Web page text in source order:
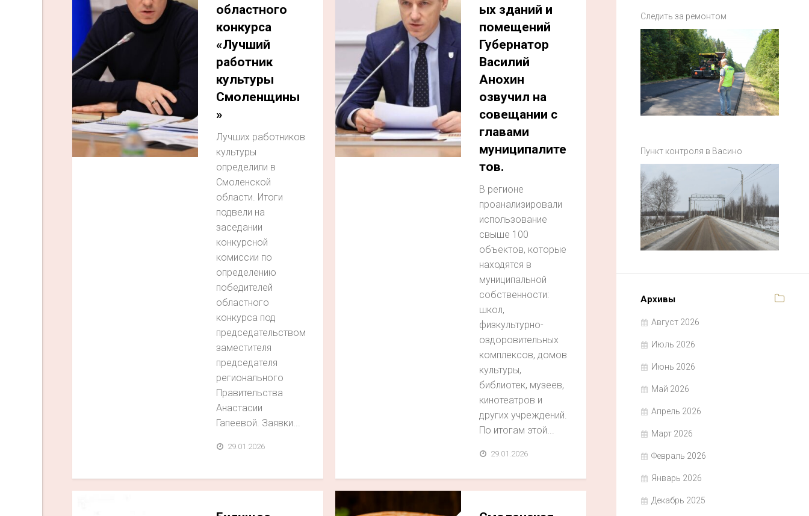
областного
конкурса
«Лучший
работник
культуры
Смоленщины
»
Лучших работников
культуры
определили в
Смоленской
области. Итоги
подвели на
заседании
конкурсной
комиссии по
определению
победителей
областного
конкурса под
председательством
заместителя
председателя
регионального
Правительства
Анастасии
Гапеевой. Заявки...
29.01.2026
ых зданий и
помещений
Губернатор
Василий
Анохин
озвучил на
совещании с
главами
муниципалите
тов.
В регионе
проанализировали
использование
свыше 100
объектов, которые
находятся в
муниципальной
собственности:
школ,
физкультурно-
оздоровительных
комплексов, домов
культуры,
библиотек, музеев,
кинотеатров и
других учреждений.
По итогам этой...
29.01.2026
Следить за ремонтом
Пункт контроля в Васино
Архивы
Август 2026
Июль 2026
Июнь 2026
Май 2026
Апрель 2026
Март 2026
Февраль 2026
Январь 2026
Декабрь 2025